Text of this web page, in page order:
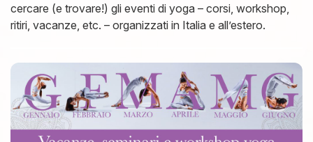
cercare (e trovare!) gli eventi di yoga – corsi, workshop,
ritiri, vacanze, etc. – organizzati in Italia e all’estero.